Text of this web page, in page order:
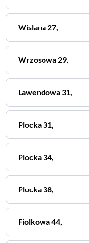
Wislana 27,
Wrzosowa 29,
Lawendowa31,
Plocka31,
Plocka34,
Plocka38,
Fiolkowa44,